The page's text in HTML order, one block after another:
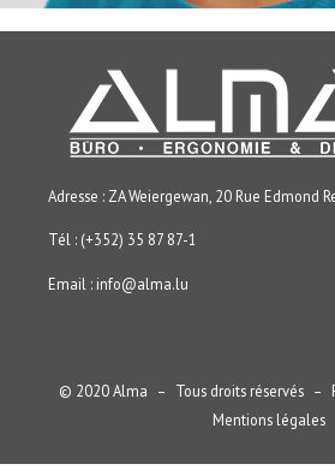
Adresse : ZA Weiergewan, 20 Rue Edmond
Tél : (+352) 35 87 87-1
Email : info@alma.lu
© 2020 Alma – Tous droits réservés –
Mentions légales